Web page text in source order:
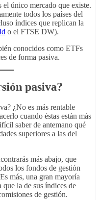
el único mercado que existe.
todos los países del
índices que replican la
o el FTSE DW).
conocidos como ETFs
de forma pasiva.
pasiva?
¿No es más rentable
cuando éstas están más
saber de antemano qué
superiores a las del
más abajo, que
los fondos de gestión
más, una gran mayoría
la de sus índices de
de gestión.